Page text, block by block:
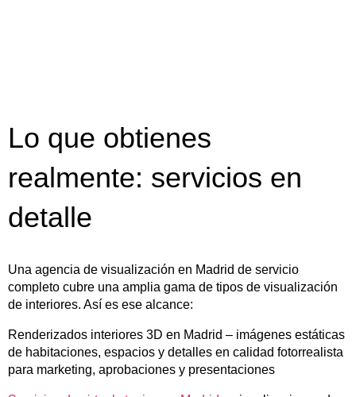
Lo que obtienes
realmente: servicios en
detalle
Una agencia de visualización en Madrid de servicio
completo cubre una amplia gama de tipos de visualización
de interiores. Así es ese alcance:
Renderizados interiores 3D en Madrid – imágenes estáticas
de habitaciones, espacios y detalles en calidad fotorrealista
para marketing, aprobaciones y presentaciones